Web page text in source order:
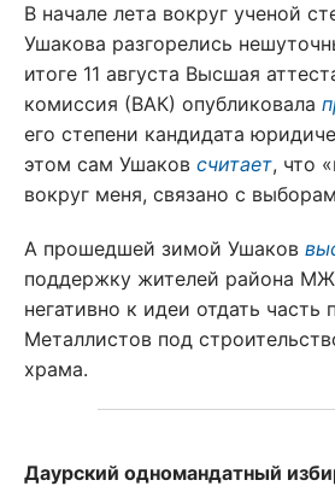
В начале лета вокруг ученой
Ушакова разгорелись
итоге 11 августа Высшая
комиссия (ВАК) опубликовала
его степени кандидата
этом сам Ушаков считает, что
вокруг меня, связано с
А прошедшей зимой Ушаков
поддержку жителей района
негативно к идеи отдать часть
Металлистов под
храма.
Даурский одномандатный